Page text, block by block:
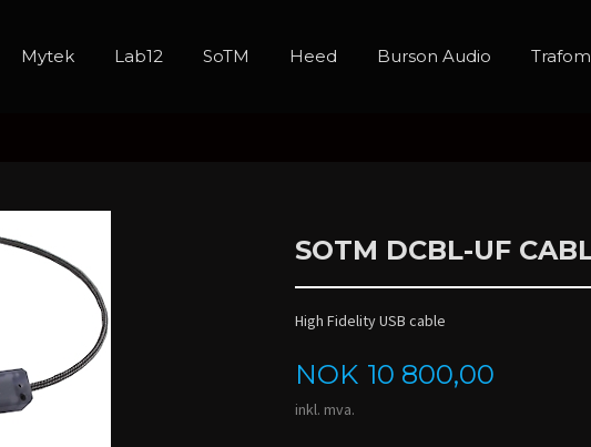
Mytek Lab12 SoTM Heed Burson Audio
SOTM DCBL-UF
High Fidelity USB cable
Pris
NOK 10 800,00
inkl. mva.